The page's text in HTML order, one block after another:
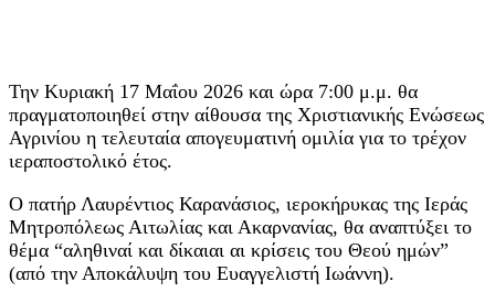
Την Κυριακή 17 Μαΐου 2026 και ώρα 7:00 μ.μ. θα
πραγματοποιηθεί στην αίθουσα της Χριστιανικής Ενώσεως
Αγρινίου η τελευταία απογευματινή ομιλία για το τρέχον
ιεραποστολικό έτος.
Ο πατήρ Λαυρέντιος Καρανάσιος, ιεροκήρυκας της Ιεράς
Μητροπόλεως Αιτωλίας και Ακαρνανίας, θα αναπτύξει το
θέμα “αληθιναί και δίκαιαι αι κρίσεις του Θεού ημών”
(από την Αποκάλυψη του Ευαγγελιστή Ιωάννη).